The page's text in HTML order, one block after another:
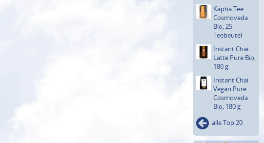
Kapha Tee
Cosmoveda
Bio, 25
Teebeutel
Instant Chai
Latte Pure Bio,
180 g
Instant Chai
Vegan Pure
Cosmoveda
Bio, 180 g
alle Top 20